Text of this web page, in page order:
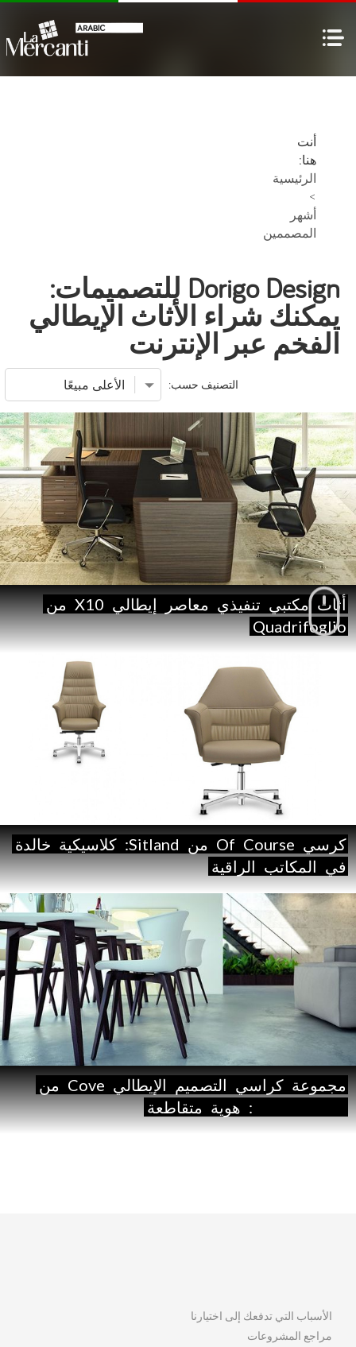
أنت
هنا:
الرئيسية
>
أشهر
المصممين
Dorigo Design للتصميمات:
يمكنك شراء الأثاث الإيطالي
الفخم عبر الإنترنت
التصنيف حسب:
أثاث مكتبي تنفيذي معاصر إيطالي X10 من
Quadrifoglio
كرسي Of Course من Sitland: كلاسيكية خالدة
في المكاتب الراقية
مجموعة كراسي التصميم الإيطالي Cove من
هوية متقاطعة
الأسباب التي تدفعك إلى اختيارنا
مراجع المشروعات